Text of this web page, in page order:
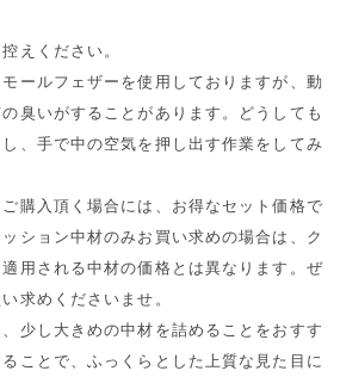
えください。
ールフェザーを使用しておりますが、動
臭いがすることがあります。どうしても
、手で中の空気を押し出す作業をしてみ
購入頂く場合には、お得なセット価格で
ション中材のみお買い求めの場合は、ク
用される中材の価格とは異なります。ぜ
求めくださいませ。
少し大きめの中材を詰めることをおすす
ことで、ふっくらとした上質な見た目に